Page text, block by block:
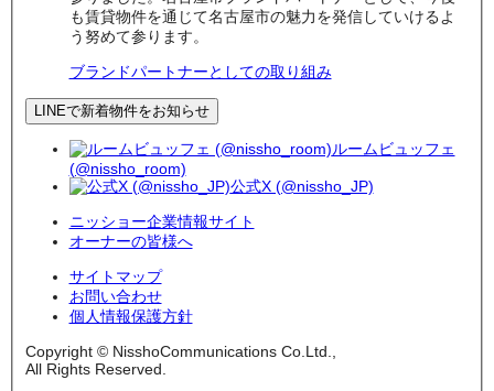
も賃貸物件を通じて名古屋市の魅力を発信していけるよ
う努めて参ります。
ブランドパートナーとしての取り組み
LINEで新着物件をお知らせ
ルームビュッフェ
(@nissho_room)
公式X (@nissho_JP)
ニッショー企業情報サイト
オーナーの皆様へ
サイトマップ
お問い合わせ
個人情報保護方針
Copyright © NisshoCommunications Co.Ltd.,
All Rights Reserved.